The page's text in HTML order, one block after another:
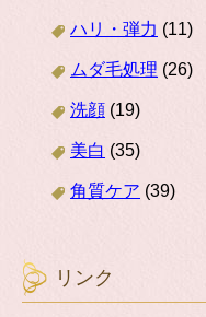
ハリ・弾力 (11)
ムダ毛処理 (26)
洗顔 (19)
美白 (35)
角質ケア (39)
リンク